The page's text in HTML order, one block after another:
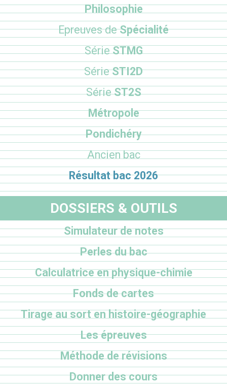
Philosophie
Epreuves deSpécialité
SérieSTMG
SérieSTI2D
SérieST2S
Métropole
Pondichéry
Ancien bac
Résultat bac 2026
DOSSIERS & OUTILS
Simulateur de notes
Perles du bac
Calculatrice en physique-chimie
Fonds de cartes
Tirage au sort en histoire-géographie
Les épreuves
Méthode de révisions
Donner des cours